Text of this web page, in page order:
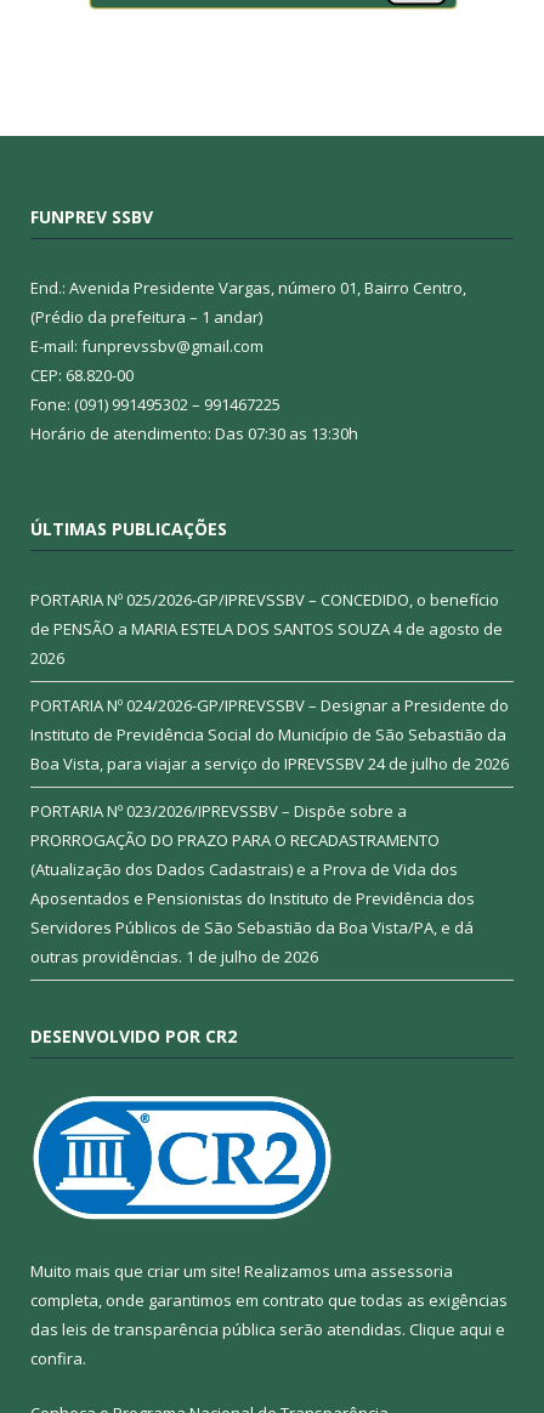
FUNPREV SSBV
End.: Avenida Presidente Vargas, número 01, Bairro Centro,
(Prédio da prefeitura – 1 andar)
E-mail: funprevssbv@gmail.com
CEP: 68.820-00
Fone: (091) 991495302 – 991467225
Horário de atendimento: Das 07:30 as 13:30h
ÚLTIMAS PUBLICAÇÕES
PORTARIA Nº 025/2026-GP/IPREVSSBV – CONCEDIDO, o benefício
de PENSÃO a MARIA ESTELA DOS SANTOS SOUZA4 de agosto de
2026
PORTARIA Nº 024/2026-GP/IPREVSSBV – Designar a Presidente do
Instituto de Previdência Social do Município de São Sebastião da
Boa Vista, para viajar a serviço do IPREVSSBV24 de julho de 2026
PORTARIA Nº 023/2026/IPREVSSBV – Dispõe sobre a
PRORROGAÇÃO DO PRAZO PARA O RECADASTRAMENTO
(Atualização dos Dados Cadastrais) e a Prova de Vida dos
Aposentados e Pensionistas do Instituto de Previdência dos
Servidores Públicos de São Sebastião da Boa Vista/PA, e dá
outras providências. 1 de julho de 2026
DESENVOLVIDO POR CR2
Muito mais que criar um site! Realizamos uma assessoria
completa, onde garantimos em contrato que todas as exigências
das leis de transparência pública serão atendidas. Clique aqui e
confira.